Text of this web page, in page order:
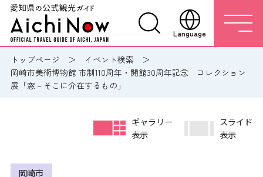
Language
トップページ
イベント検索
岡崎市美術博物館 市制110周年・開館30周年記念 コレクション
展「窓－そこに介在するもの」
岡崎市
ギャラリー
表示
スライド
表示